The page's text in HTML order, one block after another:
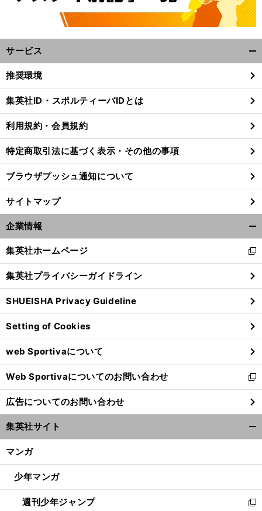
サービス
閉
る
推奨環境
集英社ID・スポルティーバIDとは
利用規約・会員規約
特定商取引法に基づく表示・その他の事項
ブラウザプッシュ通知について
サイトマップ
企業情報
閉
る
集英社ホームページ
新
し
い
ウ
ィ
ン
ド
ウ
で
開
く
集英社プライバシーガイドライン
SHUEISHA Privacy Guideline
Setting of Cookies
web Sportivaについて
Web Sportivaについてのお問い合わせ
新
し
い
ウ
ィ
ン
ウ
開
く
広告についてのお問い合わせ
集英社サイト
マンガ
少年マンガ
週刊少年ジャンプ
新